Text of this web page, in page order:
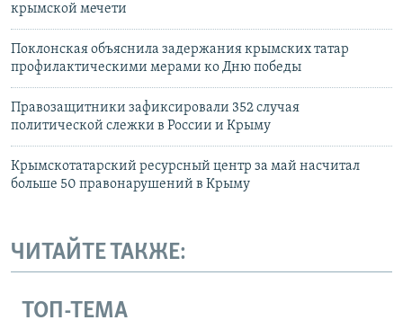
крымской мечети
Поклонская объяснила задержания крымских татар
профилактическими мерами ко Дню победы
Правозащитники зафиксировали 352 случая
политической слежки в России и Крыму
Крымскотатарский ресурсный центр за май насчитал
больше 50 правонарушений в Крыму
ЧИТАЙТЕ ТАКЖЕ:
ТОП-ТЕМА